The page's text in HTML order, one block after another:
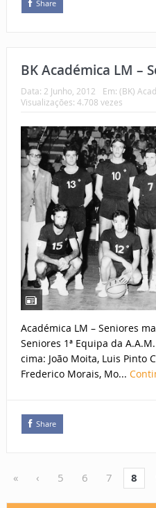
Share
BK Académica LM –
Data: 2 Junho, 2012 Em: (BK)
Visualizações: 4.708 vezes
Académica LM – Seniores
Seniores 1ª Equipa da
cima: João Moita, Luis Pinto
Frederico Morais, Mo...
Share
« ‹ 5 6 7 8